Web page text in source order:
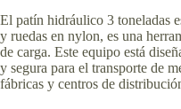
El patín hidráulico 3 toneladas
y ruedas en nylon, es una
de carga. Este equipo está
y segura para el transporte de
fábricas y centros de